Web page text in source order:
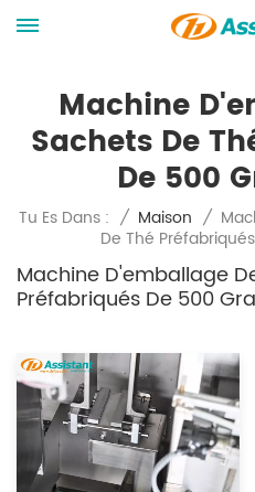
Machine
Sachets De
De 500
Tu Es Dans : / Maison /
De Thé
Machine D'emballage
Préfabriqués De 500